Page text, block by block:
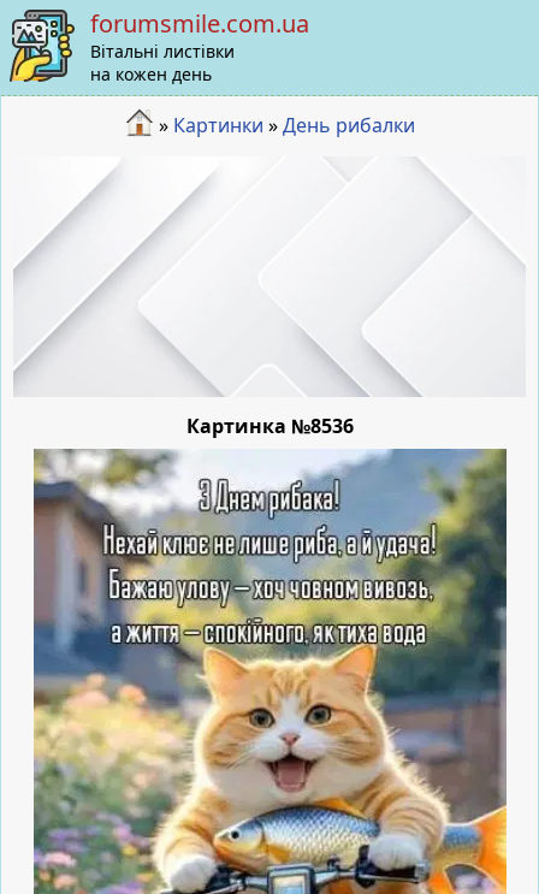
forumsmile.com.ua
Вітальні листівки
на кожен день
» Картинки »День рибалки
Картинка №8536